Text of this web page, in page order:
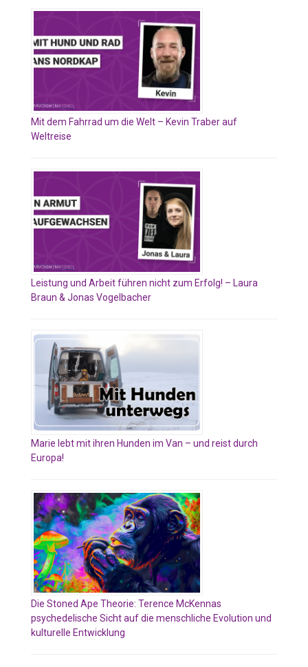
Mit dem Fahrrad um die Welt – Kevin Traber auf
Weltreise
Leistung und Arbeit führen nicht zum Erfolg! – Laura
Braun & Jonas Vogelbacher
Marie lebt mit ihren Hunden im Van – und reist durch
Europa!
Die Stoned Ape Theorie: Terence McKennas
psychedelische Sicht auf die menschliche Evolution und
kulturelle Entwicklung